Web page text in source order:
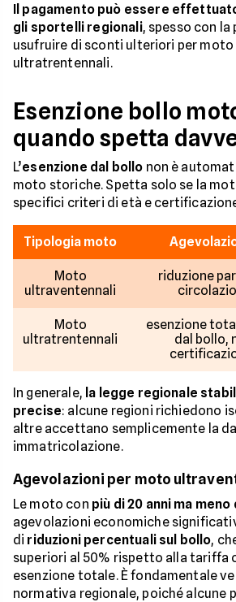
Il pagamento può essere
gli sportelli regionali, spesso con
usufruire di sconti ulteriori per
ultratrentennali.
Esenzione bollo
quando spetta
L’esenzione dal bollo non è
moto storiche. Spetta solo se la
specifici criteri di età e
Tipologia moto
Moto
ultraventennali
riduzione
Moto
ultratrentennali
esenzione
dal bollo,
In generale, la legge regionale
precise: alcune regioni richiedono
altre accettano semplicemente la
immatricolazione.
Agevolazioni per moto
Le moto con più di 20 anni ma meno
agevolazioni economiche
di riduzioni percentuali sul bollo,
superiori al 50% rispetto alla tariffa
esenzione totale. È fondamentale
normativa regionale, poiché alcune